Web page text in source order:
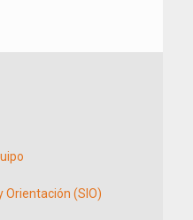
Orientación (SIO)